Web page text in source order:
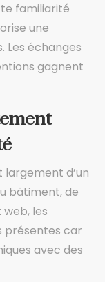
familiarité
une
Les échanges
gagnent
d’un
bâtiment, de
les
présentes car
avec des